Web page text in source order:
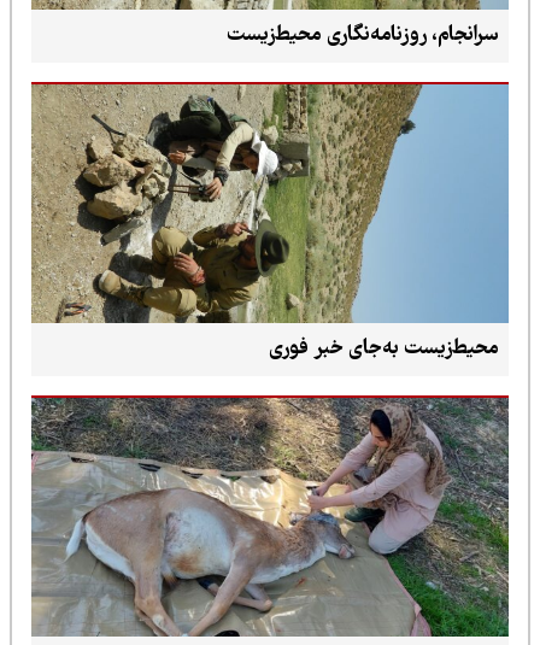
سرانجام، روزنامه‌نگاری محیط‌زیست
محیط‌زیست به‌جای خبر فوری